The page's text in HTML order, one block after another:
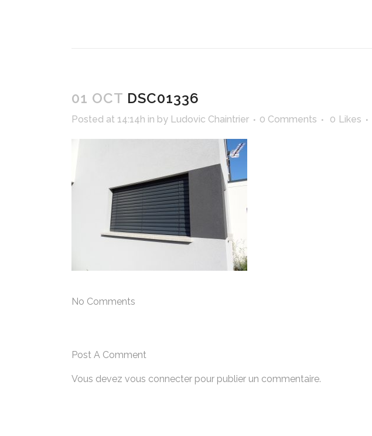
01 OCT DSC01336
Posted at 14:14h in by Ludovic Chaintrier 0 Comments 0 Likes
No Comments
Post A Comment
Vous devez vous connecter pour publier un commentaire.